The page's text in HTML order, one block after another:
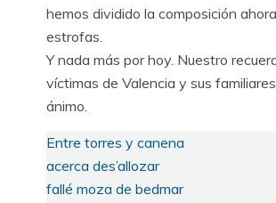
hemos dividido la composición
estrofas.
Y nada más por hoy. Nuestro
víctimas de Valencia y sus
ánimo.
Entre torres y canena
acerca des’allozar
fallé moza de bedmar